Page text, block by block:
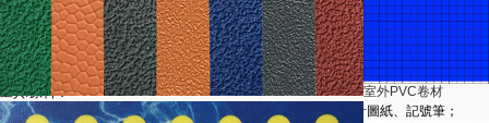
室外PVC卷材
工具/原料：
盒尺、橡膠錘、雙面膠、剪子、專用油墨、刷子、球場設計圖紙、記號筆；